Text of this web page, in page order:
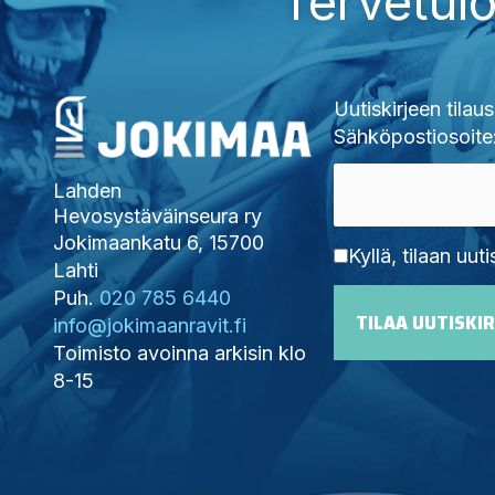
Lahden
Hevosystäväinseura ry
Jokimaankatu 6, 15700
Lahti
Puh. 020 785 6440
info@jokimaanravit.fi
Toimisto avoinna arkisin klo
8-15
Uutiskirjeen tilaus
Kyllä, tilaan